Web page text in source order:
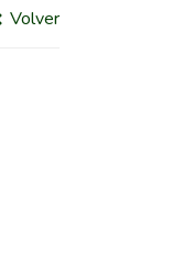
Volver